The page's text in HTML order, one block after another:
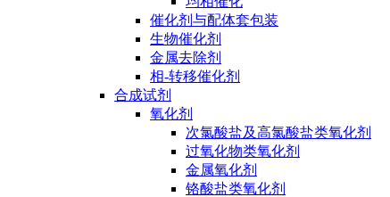
催化剂与配体套包装
生物催化剂
金属去除剂
相-转移催化剂
合成试剂
氧化剂
次氯酸盐及高氯酸盐类氧化剂
过氧化物类氧化剂
金属氧化剂
铬酸盐类氧化剂